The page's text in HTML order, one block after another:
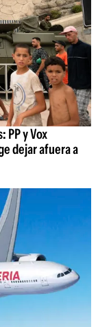
PP y Vox
dejar afuera a